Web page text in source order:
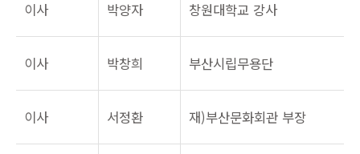
이사 박양자 창원대학교 강사
이사 박창희 부산시립무용단
이사 서정환 재)부산문화회관 부장